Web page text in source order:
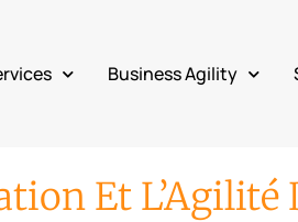
Business Agility
Et L’Agilité